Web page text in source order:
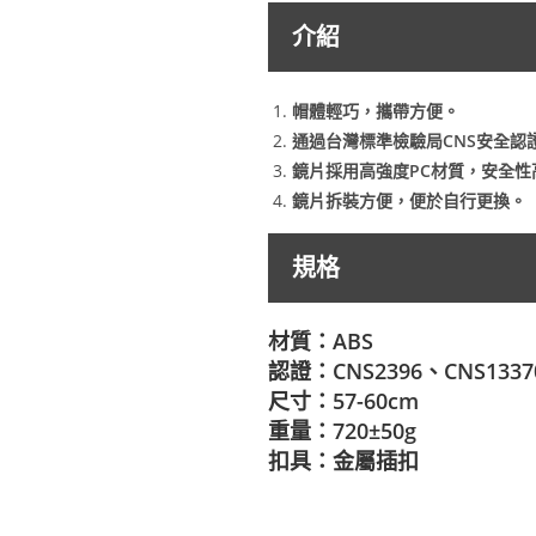
介紹
帽體輕巧，攜帶方便。
通過台灣標準檢驗局CNS安全認
鏡片採用高強度PC材質，安全性
鏡片拆裝方便，便於自行更換。
規格
材質：ABS
認證：CNS2396、
尺寸：57-60cm
重量：720±50g
扣具：金屬插扣